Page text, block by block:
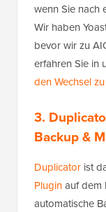
wenn Sie nach
Wir haben
bevor wir zu
erfahren Sie in
den Wechsel
3.
Backup &
Duplicator ist
Pluginauf dem
automatische